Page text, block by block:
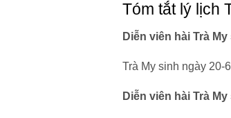
Tóm tắt lý lịch
Diễn viên hài Trà
Trà My sinh ngày 20-
Diễn viên hài Trà